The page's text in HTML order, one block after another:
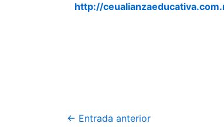
http://
← Entrada anterior